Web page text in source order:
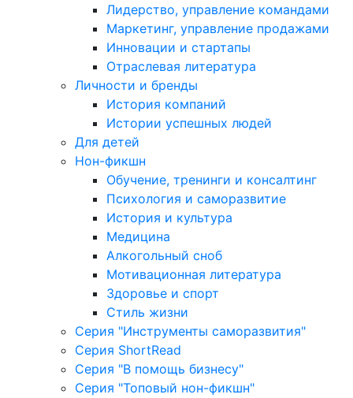
Лидерство, управление командами
Маркетинг, управление продажами
Инновации и стартапы
Отраслевая литература
Личности и бренды
История компаний
Истории успешных людей
Для детей
Нон-фикшн
Обучение, тренинги и консалтинг
Психология и саморазвитие
История и культура
Медицина
Алкогольный сноб
Мотивационная литература
Здоровье и спорт
Стиль жизни
Серия "Инструменты саморазвития"
Серия ShortRead
Серия "В помощь бизнесу"
Серия "Топовый нон-фикшн"